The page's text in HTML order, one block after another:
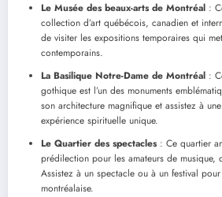
Le Musée des beaux-arts de Montréal :
collection d’art québécois, canadien et
de visiter les expositions temporaires qui
contemporains.
La Basilique Notre-Dame de Montréal :
gothique est l’un des monuments
son architecture magnifique et assistez à
expérience spirituelle unique.
Le Quartier des spectacles: Ce quartier
prédilection pour les amateurs de musique,
Assistez à un spectacle ou à un festival
montréalaise.